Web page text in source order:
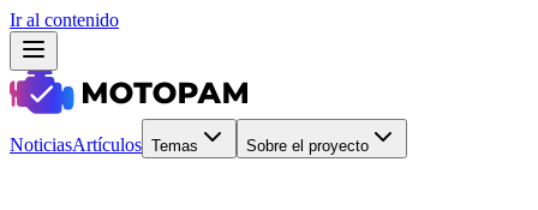
Ir al contenido
NoticiasArtículos Temas Sobre el proyecto